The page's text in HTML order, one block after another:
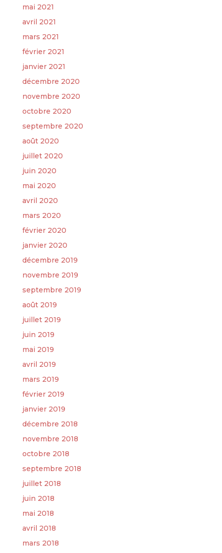
mai 2021
avril 2021
mars 2021
février 2021
janvier 2021
décembre 2020
novembre 2020
octobre 2020
septembre 2020
août 2020
juillet 2020
juin 2020
mai 2020
avril 2020
mars 2020
février 2020
janvier 2020
décembre 2019
novembre 2019
septembre 2019
août 2019
juillet 2019
juin 2019
mai 2019
avril 2019
mars 2019
février 2019
janvier 2019
décembre 2018
novembre 2018
octobre 2018
septembre 2018
juillet 2018
juin 2018
mai 2018
avril 2018
mars 2018